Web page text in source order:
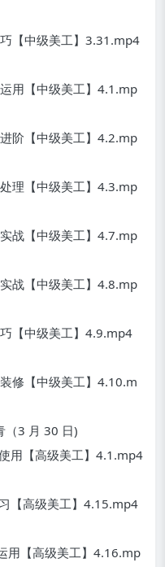
【中级美工】3.31.mp4
用【中级美工】4.1.mp
阶【中级美工】4.2.mp
理【中级美工】4.3.mp
战【中级美工】4.7.mp
战【中级美工】4.8.mp
【中级美工】4.9.mp4
修【中级美工】4.10.m
（3 月 30 日)
用【高级美工】4.1.mp4
【高级美工】4.15.mp4
【高级美工】4.16.mp